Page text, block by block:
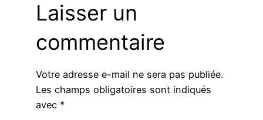
Laisser un
commentaire
Votre adresse e-mail ne sera pas publiée.
Les champs obligatoires sont indiqués
avec *